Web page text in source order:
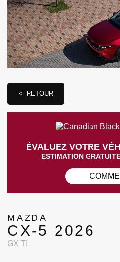
< RETOUR
ÉVALUEZ VOTRE
ESTIMATION
MAZDA
CX-5 2026
GX TI